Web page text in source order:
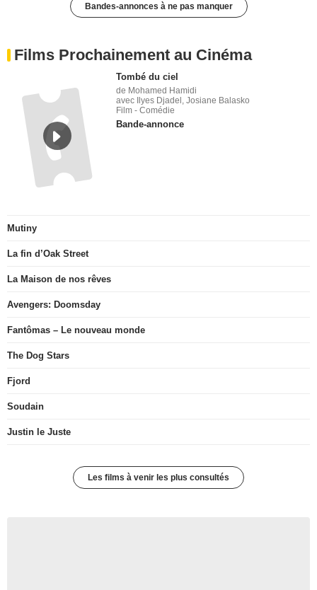
Bandes-annonces à ne pas manquer
Films Prochainement au Cinéma
Tombé du ciel
de Mohamed Hamidi
avec Ilyes Djadel, Josiane Balasko
Film - Comédie
Bande-annonce
Mutiny
La fin d’Oak Street
La Maison de nos rêves
Avengers: Doomsday
Fantômas – Le nouveau monde
The Dog Stars
Fjord
Soudain
Justin le Juste
Les films à venir les plus consultés